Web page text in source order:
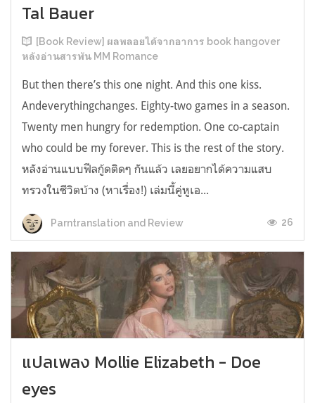
Tal Bauer
[Book Review] ผลพลอยได้จากอาการ book hangover
หลังอ่านสารพัน MM Romance
But then there’s this one night. And this one kiss.
Andeverythingchanges. Eighty-two games in a season.
Twenty men hungry for redemption. One co-captain
who could be my forever. This is the rest of the story.
หลังอ่านแบบฟีลกู้ดติดๆ กันแล้ว เลยอยากได้ความแสบ
ทรวงในชีวิตบ้าง (หาเรื่อง!) เล่มนี้คู่หูเอ...
Parntranslation and Review 26
แปลเพลง Mollie Elizabeth - Doe
eyes